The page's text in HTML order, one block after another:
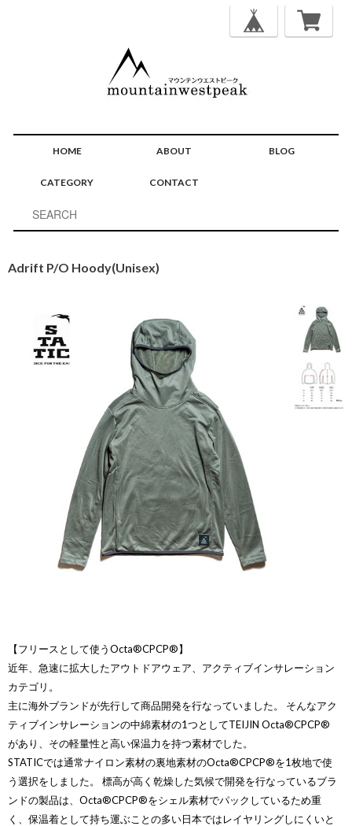
HOME ABOUT BLOG
CATEGORY CONTACT
Adrift P/O Hoody(Unisex)
【フリースとして使うOcta®CPCP®】
近年、急速に拡大したアウトドアウェア、アクティブインサレーション
カテゴリ。
主に海外ブランドが先行して商品開発を行なっていました。 そんなアク
ティブインサレーションの中綿素材の1つとしてTEIJIN Octa®CPCP®
があり、その軽量性と高い保温力を持つ素材でした。
STATICでは通常ナイロン素材の裏地素材のOcta®CPCP®を1枚地で使
う選択をしました。 標高が高く乾燥した気候で開発を行なっているブラ
ンドの製品は、Octa®CPCP®をシェル素材でパックしているため重
く、保温着として持ち運ぶことの多い日本ではレイヤリングしにくいと